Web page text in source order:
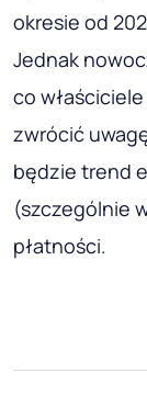
okresie od
Jednak
co
zwrócić
będzie trend
(szczególnie
płatności.